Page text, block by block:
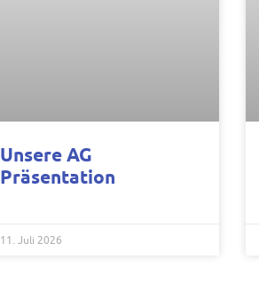
Unsere AG
Präsentation
11. Juli 2026